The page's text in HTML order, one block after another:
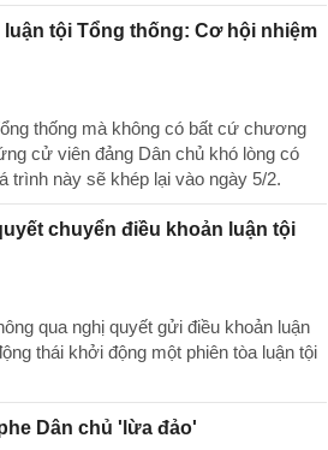
tội Tổng thống: Cơ hội nhiệm
thống mà không có bất cứ chương
cử viên đảng Dân chủ khó lòng có
trình này sẽ khép lại vào ngày 5/2.
chuyển điều khoản luận tội
qua nghị quyết gửi điều khoản luận
thái khởi động một phiên tòa luận tội
Dân chủ 'lừa đảo'